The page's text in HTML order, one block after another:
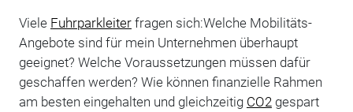
Viele Fuhrparkleiterfragen sich:Welche Mobilitäts-
Angebote sind für mein Unternehmen überhaupt
geeignet? Welche Voraussetzungen müssen dafür
geschaffen werden? Wie können finanzielle Rahmen
am besten eingehalten und gleichzeitig CO2 gespart